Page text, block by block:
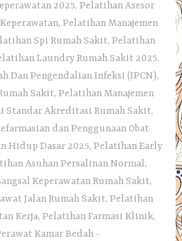
2025, Pelatihan Asesor
Pelatihan Manajemen
Spi Rumah Sakit, Pelatihan
Laundry Rumah Sakit 2025,
Dan Pengendalian Infeksi (IPCN),
Sakit, Pelatihan Manajemen
Standar Akreditasi Rumah Sakit,
dan Penggunaan Obat
Hidup Dasar 2025, Pelatihan Early
Asuhan Persalinan Normal,
Keperawatan Rumah Sakit,
Jalan Rumah Sakit, Pelatihan
Kerja, Pelatihan Farmasi Klinik,
Kamar Bedah